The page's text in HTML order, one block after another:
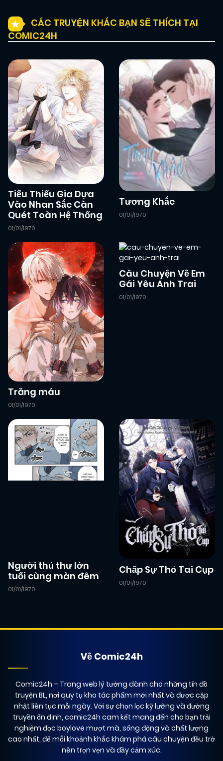
CÁC TRUYỆN KHÁC BẠN SẼ THÍCH TẠI
COMIC24H
Tiểu Thiếu Gia Dựa
Vào Nhan Sắc Càn
Quét Toàn Hệ Thống
01/01/1970
Tương Khắc
01/01/1970
Trăng máu
01/01/1970
Câu Chuyện Về Em
Gái Yêu Anh Trai
01/01/1970
Người thủ thư lớn
tuổi cùng màn đêm
01/01/1970
Chấp Sự Thỏ Tai Cụp
01/01/1970
Về Comic24h
Comic24h – Trang web lý tưởng dành cho những tín đồ
truyện BL, nơi quy tụ kho tác phẩm mới nhất và được cập
nhật liên tục mỗi ngày. Với sự chọn lọc kỹ lưỡng và đường
truyền ổn định, comic24h cam kết mang đến cho bạn trải
nghiệm đọc boylove mượt mà, sống động và chất lượng
cao nhất, để mỗi khoảnh khắc khám phá câu chuyện đều trở
nên trọn vẹn và đầy cảm xúc.